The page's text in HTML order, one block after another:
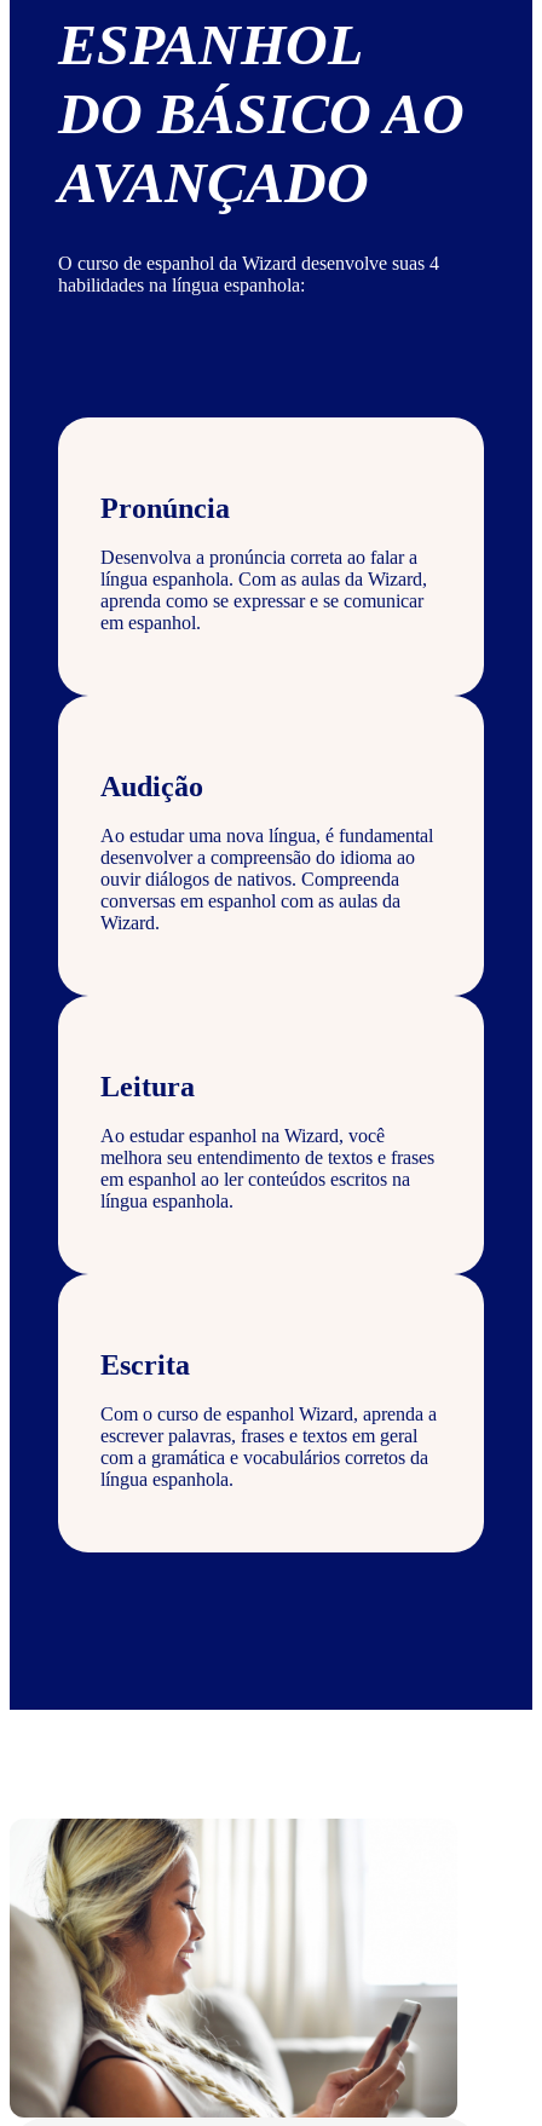
ESPANHOL
DO BÁSICO AO
AVANÇADO
O curso de espanhol da Wizard desenvolve suas 4
habilidades na língua espanhola:
Pronúncia
Desenvolva a pronúncia correta ao falar a
língua espanhola. Com as aulas da Wizard,
aprenda como se expressar e se comunicar
em espanhol.
Audição
Ao estudar uma nova língua, é fundamental
desenvolver a compreensão do idioma ao
ouvir diálogos de nativos. Compreenda
conversas em espanhol com as aulas da
Wizard.
Leitura
Ao estudar espanhol na Wizard, você
melhora seu entendimento de textos e frases
em espanhol ao ler conteúdos escritos na
língua espanhola.
Escrita
Com o curso de espanhol Wizard, aprenda a
escrever palavras, frases e textos em geral
com a gramática e vocabulários corretos da
língua espanhola.